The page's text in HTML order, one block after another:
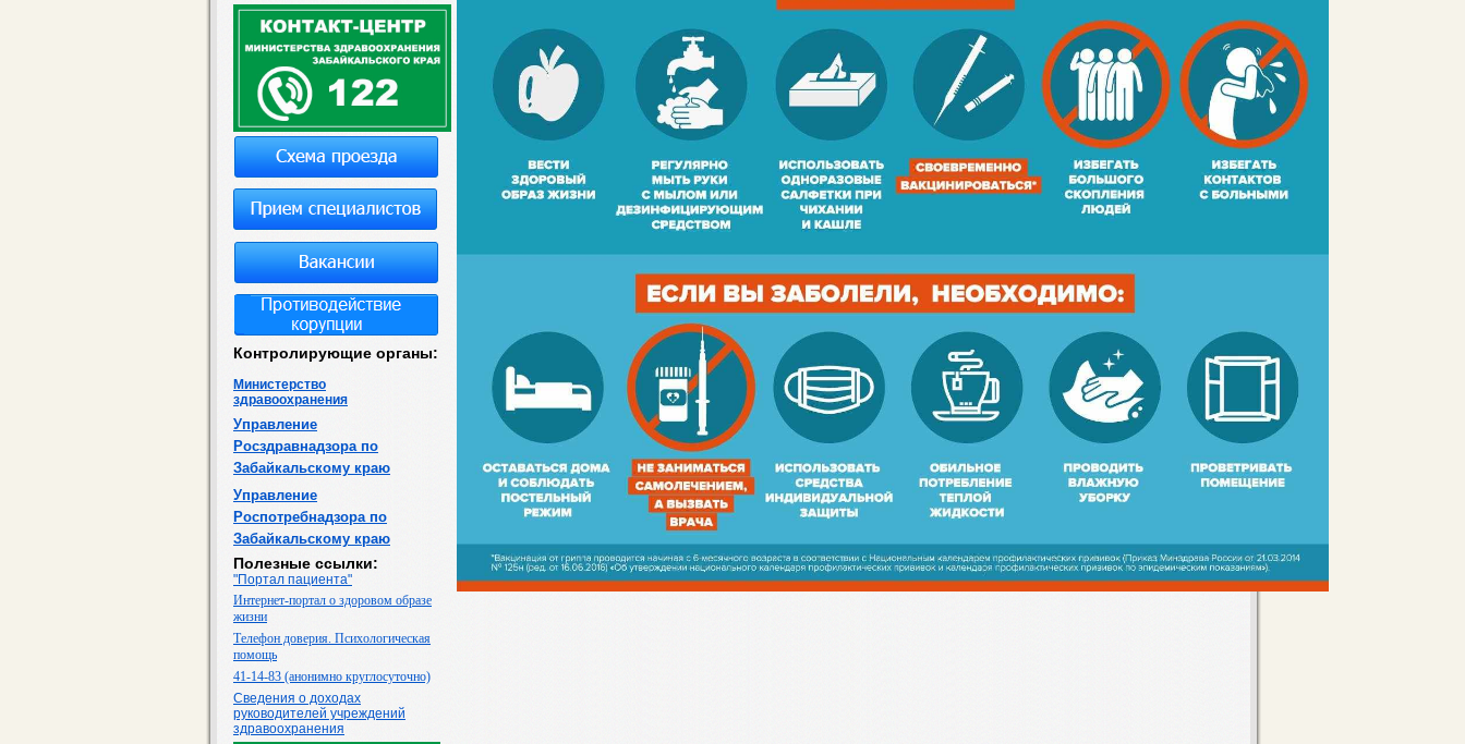
Контролирующие органы:
Министерство
здравоохранения
Управление
Росздравнадзора по
Забайкальскому краю
Управление
Роспотребнадзора по
Забайкальскому краю
Полезные ссылки:
"Портал пациента"
Интернет-портал о здоровом образе
жизни
Телефон доверия. Психологическая
помощь
41-14-83 (анонимно круглосуточно)
Сведения о доходах
руководителей учреждений
здравоохранения